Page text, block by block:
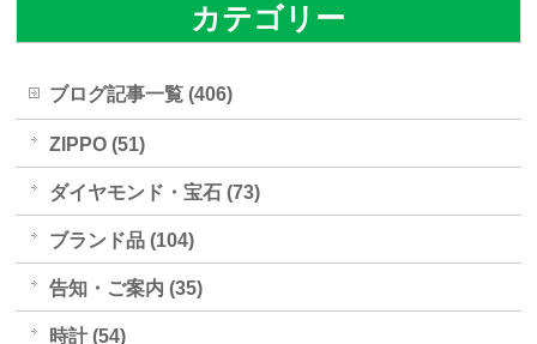
カテゴリー
ブログ記事一覧 (406)
ZIPPO (51)
ダイヤモンド・宝石 (73)
ブランド品 (104)
告知・ご案内 (35)
時計 (54)